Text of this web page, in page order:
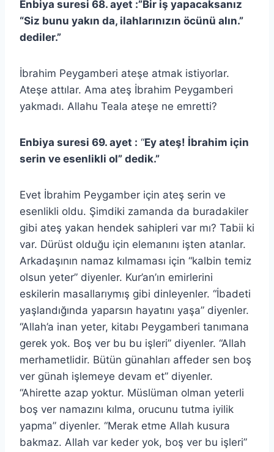
Enbiya suresi 68. ayet :”Bir iş yapacaksanız
“Siz bunu yakın da, ilahlarınızın öcünü alın.”
dediler.”
İbrahim Peygamberi ateşe atmak istiyorlar.
Ateşe attılar. Ama ateş İbrahim Peygamberi
yakmadı. Allahu Teala ateşe ne emretti?
Enbiya suresi 69. ayet : “Ey ateş! İbrahim için
serin ve esenlikli ol” dedik.”
Evet İbrahim Peygamber için ateş serin ve
esenlikli oldu. Şimdiki zamanda da buradakiler
gibi ateş yakan hendek sahipleri var mı? Tabii ki
var. Dürüst olduğu için elemanını işten atanlar.
Arkadaşının namaz kılmaması için “kalbin temiz
olsun yeter” diyenler. Kur’an’ın emirlerini
eskilerin masallarıymış gibi dinleyenler. “İbadeti
yaşlandığında yaparsın hayatını yaşa” diyenler.
“Allah’a inan yeter, kitabı Peygamberi tanımana
gerek yok. Boş ver bu bu işleri” diyenler. “Allah
merhametlidir. Bütün günahları affeder sen boş
ver günah işlemeye devam et” diyenler.
“Ahirette azap yoktur. Müslüman olman yeterli
boş ver namazını kılma, orucunu tutma iyilik
yapma” diyenler. “Merak etme Allah kusura
bakmaz. Allah var keder yok, boş ver bu işleri”